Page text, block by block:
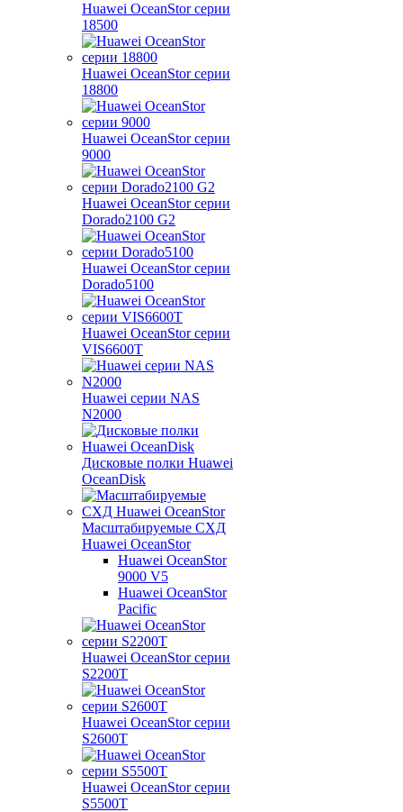
Huawei OceanStor серии
18500
Huawei OceanStor серии
18800
Huawei OceanStor серии
9000
Huawei OceanStor серии
Dorado2100 G2
Huawei OceanStor серии
Dorado5100
Huawei OceanStor серии
VIS6600T
Huawei серии NAS
N2000
Дисковые полки Huawei
OceanDisk
Масштабируемые СХД
Huawei OceanStor
Huawei OceanStor
9000 V5
Huawei OceanStor
Pacific
Huawei OceanStor серии
S2200T
Huawei OceanStor серии
S2600T
Huawei OceanStor серии
S5500T